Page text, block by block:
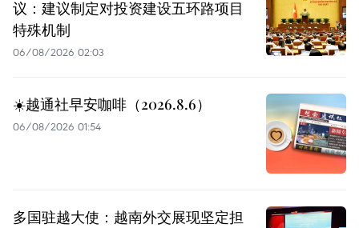
议：建议制定对投资建设五环路项目
特殊机制
06/08/2026 02:03
☀️越通社早安咖啡（2026.8.6）
06/08/2026 01:54
多国驻越大使：越南外交展现坚定担